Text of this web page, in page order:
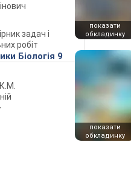
задач і
робіт
показати
обкладинку
Біологія 9
К.М.
показати
обкладинку